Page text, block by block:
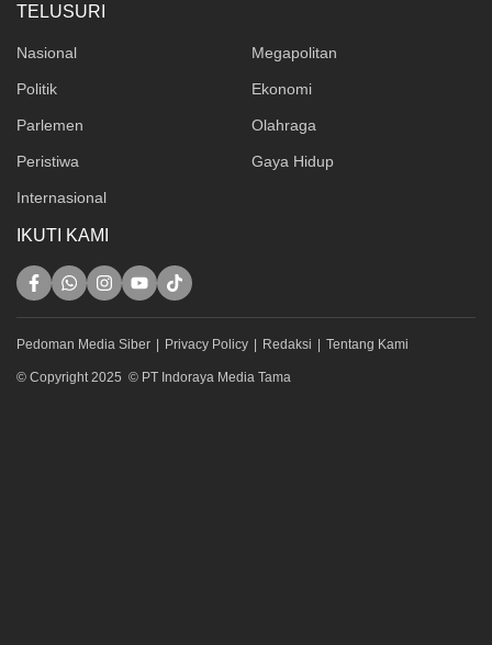
TELUSURI
Nasional Megapolitan
Politik Ekonomi
Parlemen Olahraga
Peristiwa Gaya Hidup
Internasional
IKUTI KAMI
Pedoman Media Siber Privacy Policy Redaksi Tentang Kami
© Copyright 2025 © PT Indoraya Media Tama